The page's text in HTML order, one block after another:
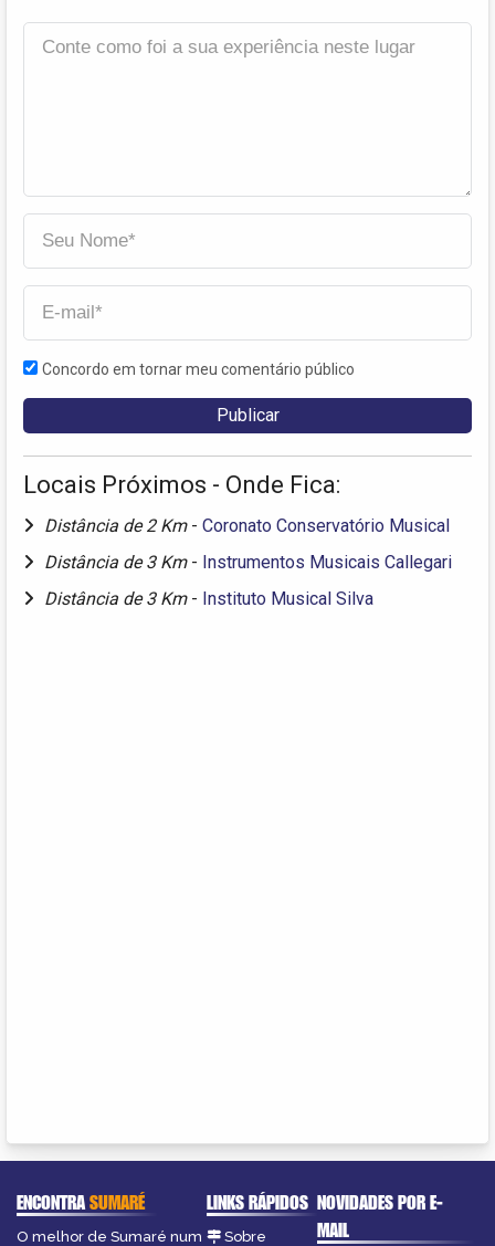
Concordo em tornar meu comentário público
Locais Próximos - Onde Fica:
Distância de 2 Km - Coronato Conservatório Musical
Distância de 3 Km - Instrumentos Musicais Callegari
Distância de 3 Km - Instituto Musical Silva
ENCONTRASUMARÉ
O melhor de Sumaré num
LINKS RÁPIDOS
Sobre
NOVIDADES POR E-
MAIL